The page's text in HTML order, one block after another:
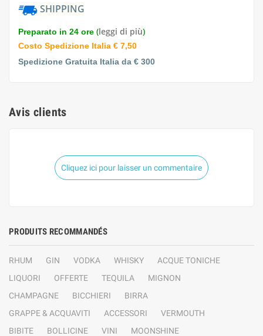
SHIPPING
Preparato in 24 ore (leggi di più)
Costo Spedizione Italia € 7,50
Spedizione Gratuita Italia da € 300
Avis clients
Cliquez ici pour laisser un commentaire
PRODUITS RECOMMANDÉS
RHUM GIN VODKA WHISKY
ACQUE TONICHE
LIQUORI
OFFERTE TEQUILA
MIGNON
CHAMPAGNE
BICCHIERI
BIRRA
GRAPPE & ACQUAVITI
ACCESSORI
VERMOUTH
BIBITE
BOLLICINE VINI
MOONSHINE